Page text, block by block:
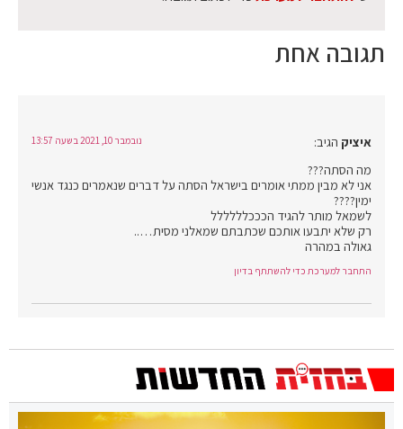
תגובה אחת
איציק הגיב: נובמבר 10, 2021 בשעה 13:57
מה הסתה???
אני לא מבין ממתי אומרים בישראל הסתה על דברים שנאמרים כנגד אנשי
ימין????
לשמאל מותר להגיד הכככלללללל
רק שלא יתבעו אותכם שכתבתם שמאלני מסית…..
גאולה במהרה
התחבר למערכת כדי להשתתף בדיון